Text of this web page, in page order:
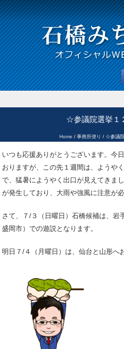
☆参議院選挙１
Home /事務所便り / ☆参議
いつも応援ありがとうございます。今
おりますが、この先１週間は、ようや
で、猛暑にようやく出口が見えてきま
が発生しており、大雨や強風に注意が必
さて、７/３（日曜日）石橋候補は、岩
盛岡市）での遊説となります。
明日７/４（月曜日）は、仙台と山形へ